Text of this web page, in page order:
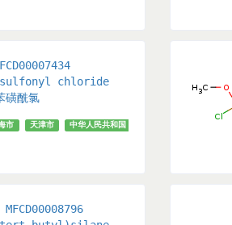
chloride
磺酰氯
市 天津市 中华人民共和国